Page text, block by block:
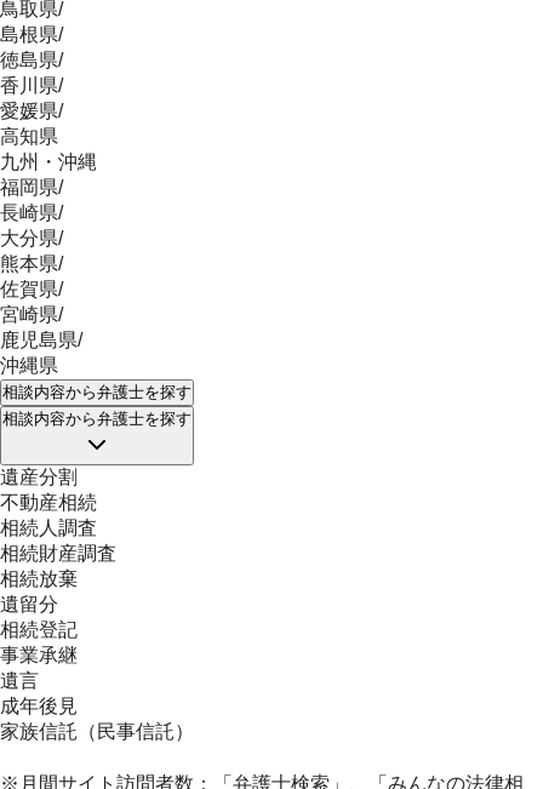
鳥取県/
島根県/
徳島県/
香川県/
愛媛県/
高知県
九州・沖縄
福岡県/
長崎県/
大分県/
熊本県/
佐賀県/
宮崎県/
鹿児島県/
沖縄県
相談内容から弁護士を探す
相談内容から弁護士を探す
遺産分割
不動産相続
相続人調査
相続財産調査
相続放棄
遺留分
相続登記
事業承継
遺言
成年後見
家族信託（民事信託）
※月間サイト訪問者数：「弁護士検索」、「みんなの法律相